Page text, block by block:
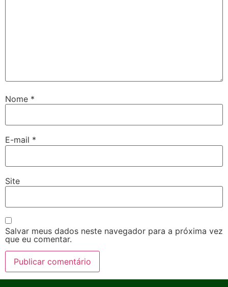
Nome *
E-mail *
Site
Salvar meus dados neste navegador para a próxima vez
que eu comentar.